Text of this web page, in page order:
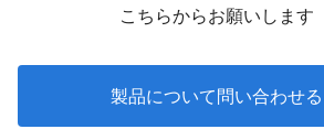
こちらからお願いします
製品について問い合わせる